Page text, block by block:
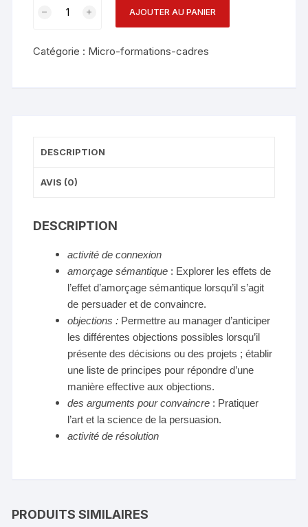
AJOUTER AU PANIER
Catégorie : Micro-formations-cadres
DESCRIPTION
AVIS (0)
DESCRIPTION
activité de connexion
amorçage sémantique : Explorer les effets de
l’effet d’amorçage sémantique lorsqu’il s’agit
de persuader et de convaincre.
objections : Permettre au manager d’anticiper
les différentes objections possibles lorsqu’il
présente des décisions ou des projets ; établir
une liste de principes pour répondre d’une
manière effective aux objections.
des arguments pour convaincre : Pratiquer
l’art et la science de la persuasion.
activité de résolution
PRODUITS SIMILAIRES